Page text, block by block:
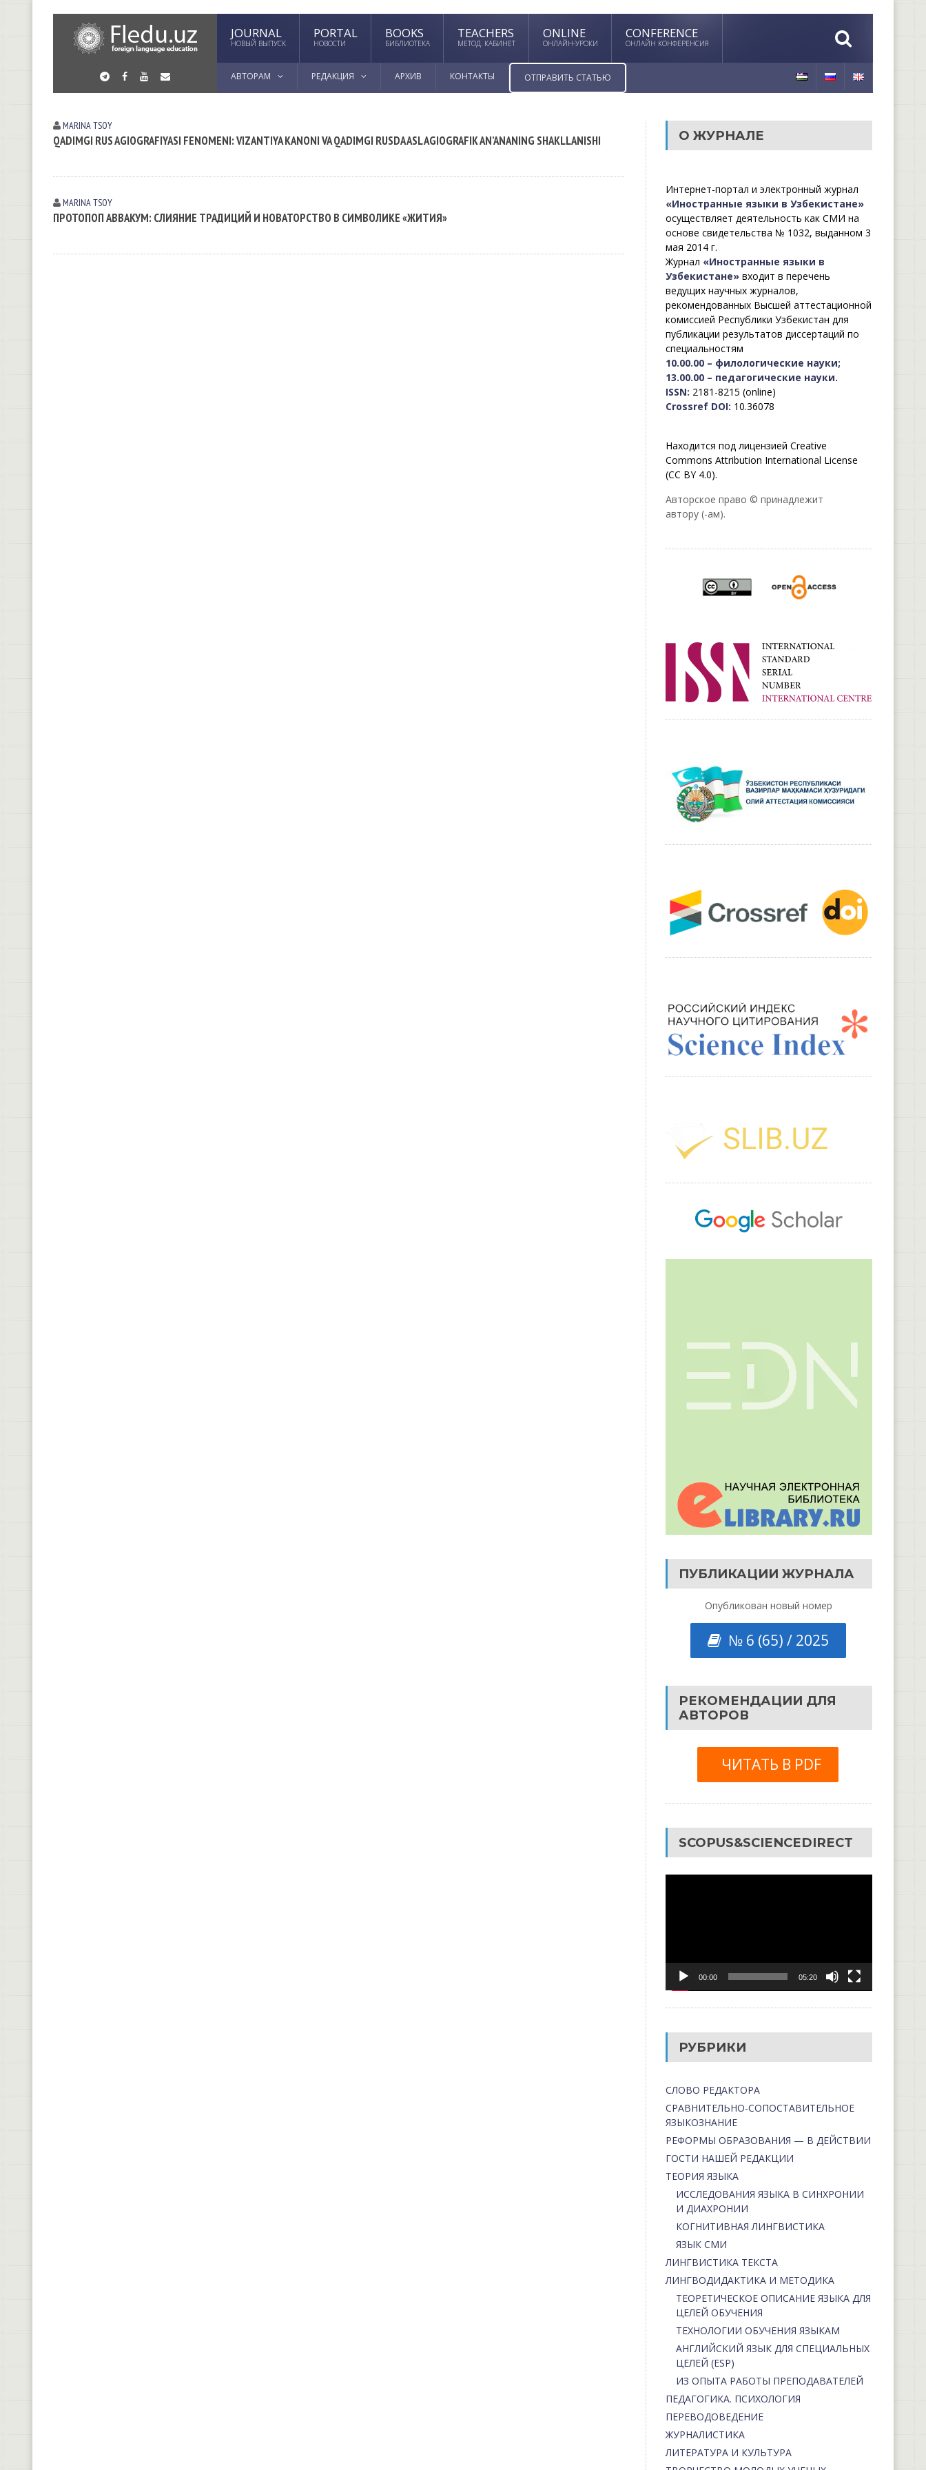
JOURNAL
НОВЫЙ ВЫПУСК
PORTAL
НОВОСТИ
BOOKS
БИБЛИОТЕКА
TEACHERS
МЕТОД. КАБИНЕТ
ONLINE
ОНЛАЙН-УРОКИ
CONFERENCE
ОНЛАЙН КОНФЕРЕНСИЯ
АВТОРАМ РЕДАКЦИЯ АРХИВ КОНТАКТЫ ОТПРАВИТЬ СТАТЬЮ
MARINA TSOY
QADIMGI RUS AGIOGRAFIYASI FENOMENI: VIZANTIYA KANONI VA QADIMGI RUSDA ASL AGIOGRAFIK AN’ANANING SHAKLLANISHI
MARINA TSOY
ПРОТОПОП АВВАКУМ: СЛИЯНИЕ ТРАДИЦИЙ И НОВАТОРСТВО В СИМВОЛИКЕ «ЖИТИЯ»
О ЖУРНАЛЕ
Интернет-портал и электронный журнал
«Иностранные языки в Узбекистане»
осуществляет деятельность как СМИ на
основе свидетельства № 1032, выданном 3
мая 2014 г.
Журнал «Иностранные языки в
Узбекистане»входит в перечень
ведущих научных журналов,
рекомендованных Высшей аттестационной
комиссией Республики Узбекистан для
публикации результатов диссертаций по
специальностям
10.00.00 – филологические науки;
13.00.00 – педагогические науки.
ISSN: 2181-8215 (online)
Crossref DOI: 10.36078
Находится под лицензией Creative
Commons Attribution International License
(CC BY 4.0).
Авторское право © принадлежит
автору (-ам).
ПУБЛИКАЦИИ ЖУРНАЛА
Опубликован новый номер
№ 6 (65) / 2025
РЕКОМЕНДАЦИИ ДЛЯ
АВТОРОВ
ЧИТАТЬ В PDF
SCOPUS&SCIENCEDIRECT
00:00 05:20
РУБРИКИ
СЛОВО РЕДАКТОРА
СРАВНИТЕЛЬНО-СОПОСТАВИТЕЛЬНОЕ
ЯЗЫКОЗНАНИЕ
РЕФОРМЫ ОБРАЗОВАНИЯ — В ДЕЙСТВИИ
ГОСТИ НАШЕЙ РЕДАКЦИИ
ТЕОРИЯ ЯЗЫКА
ИССЛЕДОВАНИЯ ЯЗЫКА В СИНХРОНИИ
И ДИАХРОНИИ
КОГНИТИВНАЯ ЛИНГВИСТИКА
ЯЗЫК СМИ
ЛИНГВИСТИКА ТЕКСТА
ЛИНГВОДИДАКТИКА И МЕТОДИКА
ТЕОРЕТИЧЕСКОЕ ОПИСАНИЕ ЯЗЫКА ДЛЯ
ЦЕЛЕЙ ОБУЧЕНИЯ
ТЕХНОЛОГИИ ОБУЧЕНИЯ ЯЗЫКАМ
АНГЛИЙСКИЙ ЯЗЫК ДЛЯ СПЕЦИАЛЬНЫХ
ЦЕЛЕЙ (ESP)
ИЗ ОПЫТА РАБОТЫ ПРЕПОДАВАТЕЛЕЙ
ПЕДАГОГИКА. ПСИХОЛОГИЯ
ПЕРЕВОДОВЕДЕНИЕ
ЖУРНАЛИСТИКА
ЛИТЕРАТУРА И КУЛЬТУРА